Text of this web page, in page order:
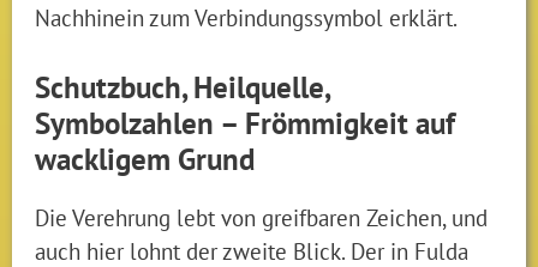
Nachhinein zum Verbindungssymbol erklärt.
Schutzbuch, Heilquelle,
Symbolzahlen – Frömmigkeit auf
wackligem Grund
Die Verehrung lebt von greifbaren Zeichen, und
auch hier lohnt der zweite Blick. Der in Fulda